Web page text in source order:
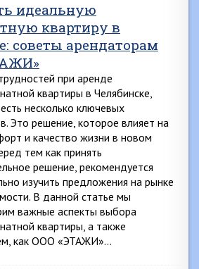
идеальную
квартиру в
советы арендаторам
при аренде
квартиры в Челябинске,
несколько ключевых
Это решение, которое влияет на
и качество жизни в новом
тем как принять
решение, рекомендуется
изучить предложения на рынке
В данной статье мы
важные аспекты выбора
квартиры, а также
как ООО «ЭТАЖИ»…